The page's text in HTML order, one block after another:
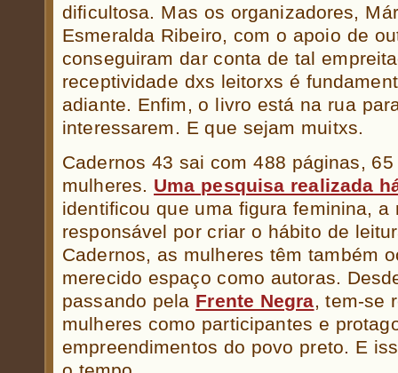
dificultosa. Mas os organizadores,
Esmeralda Ribeiro, com o apoio de
conseguiram dar conta de tal
receptividade dxs leitorxs é
adiante. Enfim, o livro está na rua
interessarem. E que sejam muitxs.
Cadernos 43 sai com 488 páginas,
mulheres. Uma pesquisa realizada
identificou que uma figura feminina, a
responsável por criar o hábito de
Cadernos, as mulheres têm também
merecido espaço como autoras.
passando pela Frente Negra, tem-se
mulheres como participantes e
empreendimentos do povo preto. E